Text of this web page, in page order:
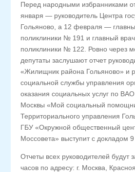
Перед народными избранниками
января — руководитель Центра
Гольяново, а 12 февраля —
поликлиники № 191 и главный врач
поликлиники № 122. Ровно через
депутаты заслушают отчет
«Жилищник района Гольяново» и
социальной службы управления
оказания социальных услуг по
Москвы «Мой социальный
Территориального управления
ГБУ «Окружной общественный
Моссовета» выступит с докладом
Отчеты всех руководителей будут
часов по адресу: г. Москва,